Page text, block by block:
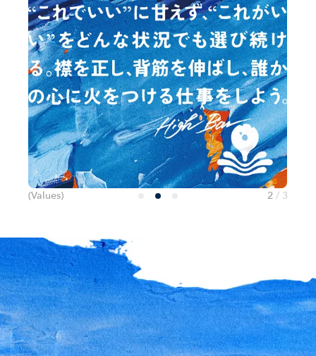
(Values) 2/ 3